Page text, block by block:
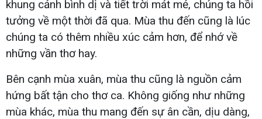
khung cảnh bình dị và tiết trời mát mẻ, chúng ta hồi
tưởng về một thời đã qua. Mùa thu đến cũng là lúc
chúng ta có thêm nhiều xúc cảm hơn, để nhớ về
những vần thơ hay.
Bên cạnh mùa xuân, mùa thu cũng là nguồn cảm
hứng bất tận cho thơ ca. Không giống như những
mùa khác, mùa thu mang đến sự ân cần, dịu dàng,